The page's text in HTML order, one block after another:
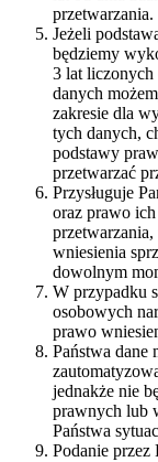
przetwarzania.
Jeżeli
będziemy
3 lat liczonych
danych
zakresie dla
tych danych,
podstawy
przetwarzać
Przysługuje
oraz prawo
wniesienia
dowolnym
W przypadku
osobowych
prawo
Państwa dane
jednakże nie
prawnych lub
Państwa
Podanie przez